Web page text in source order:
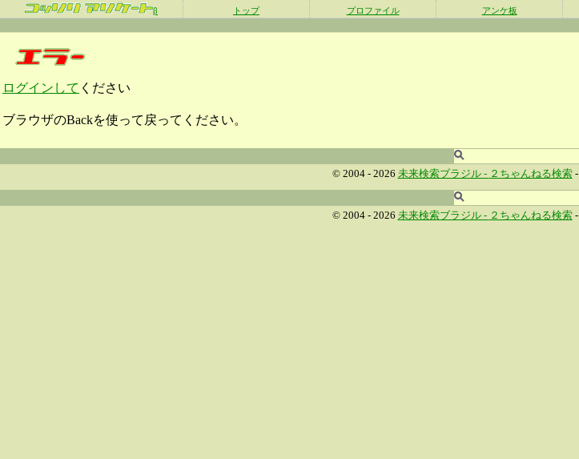
β トップ プロファイル アンケ板
ログインして ください
ブラウザのBackを使って戻ってください。
© 2004 - 2026 未来検索ブラジル - ２ちゃんねる検索-
© 2004 - 2026 未来検索ブラジル - ２ちゃんねる検索-